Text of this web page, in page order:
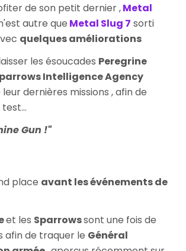
de son petit dernier ,Metal
autre que Metal Slug 7 sorti
quelques améliorations
les ésoucades Peregrine
Intelligence Agency
dernières missions , afin de
Gun !"
place avant les événements de
et les Sparrowssont une fois de
afin de traquer le Général